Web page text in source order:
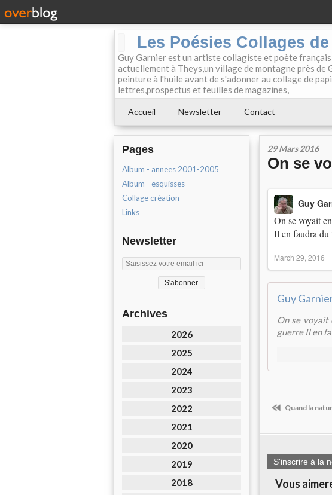
Les Poésies Collages
Guy Garnier est un artiste collagiste et poète
actuellement à Theys,un village de montagne près
peinture à l'huile avant de s'adonner au collage de
lettres,prospectus et feuilles de magazines,
Accueil Newsletter Contact
Pages
Album - annees 2001-2005
Album - esquisses
Collage création
Links
Newsletter
Archives
2026
2025
2024
2023
2022
2021
2020
2019
2018
29 Mars 2016
On se
On se voyait
Il en faudra du
Guy
March 29, 2016
Guy
On se voyait
guerre Il en
Quand la
S'inscrire à la
Vous